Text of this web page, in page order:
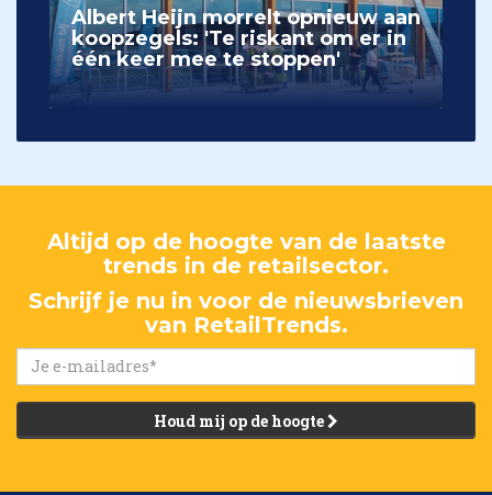
Albert Heijn morrelt opnieuw aan
koopzegels: 'Te riskant om er in
één keer mee te stoppen'
Altijd op de hoogte van de laatste
trends in de retailsector.
Schrijf je nu in voor de nieuwsbrieven
van RetailTrends.
Houd mij op de hoogte